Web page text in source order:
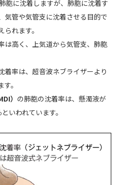
胞に沈着しますが、肺胞に沈着す
気管や気管支に沈着させる目的で
れます。
は高く、上気道から気管支、肺胞
着率は、超音波ネブライザーより
。
） の肺胞の沈着率は、懸濁液が
いわれています。